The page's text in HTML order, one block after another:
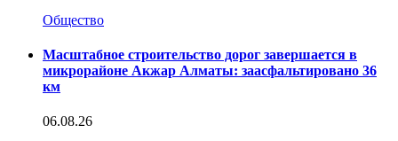
Общество
Масштабное строительство дорог завершается в
микрорайоне Акжар Алматы: заасфальтировано 36
км
06.08.26